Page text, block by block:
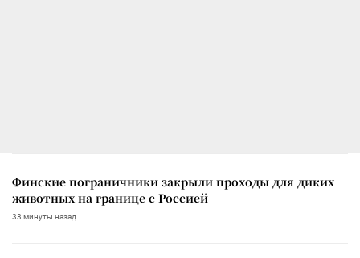
Финские пограничники закрыли проходы для диких
животных на границе с Россией
33 минуты назад